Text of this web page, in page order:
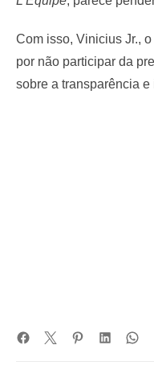
Com isso, Vinicius Jr.,
por não participar da
sobre a transparência